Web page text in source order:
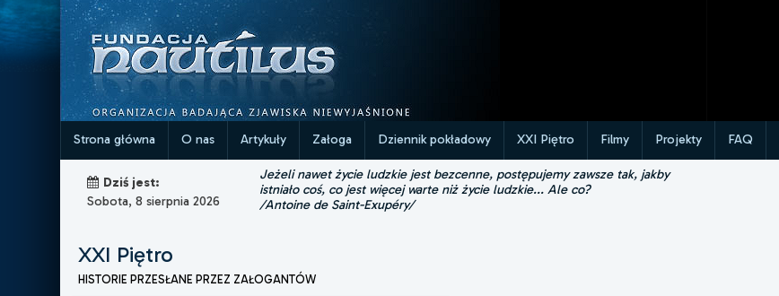
Strona główna O nas Artykuły Załoga Dziennik pokładowy XXI Piętro Filmy Projekty FAQ
Dziś jest:
Sobota, 8 sierpnia 2026
Jeżeli nawet życie ludzkie jest bezcenne, postępujemy zawsze tak, jakby
istniało coś, co jest więcej warte niż życie ludzkie... Ale co?
/Antoine de Saint-Exupéry/
XXI Piętro
HISTORIE PRZESŁANE PRZEZ ZAŁOGANTÓW